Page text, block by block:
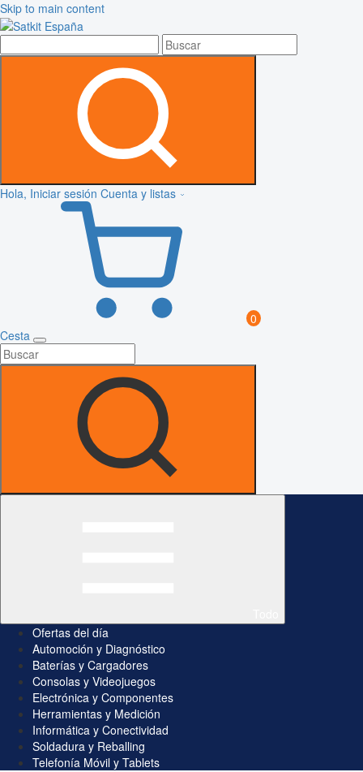
Skip to main content
Hola, Iniciar sesión Cuenta y listas
0
Cesta
Ofertas del día
Automoción y Diagnóstico
Baterías y Cargadores
Consolas y Videojuegos
Electrónica y Componentes
Herramientas y Medición
Informática y Conectividad
Soldadura y Reballing
Telefonía Móvil y Tablets